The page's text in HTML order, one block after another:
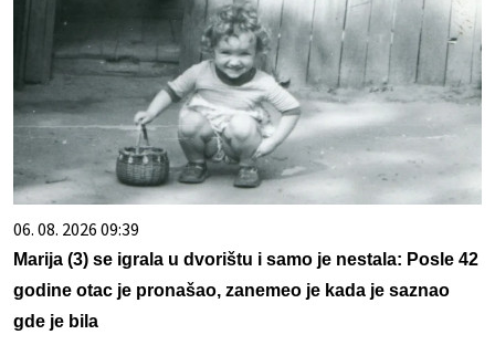
06. 08. 2026 09:39
Marija (3) se igrala u dvorištu i samo je nestala: Posle 42
godine otac je pronašao, zanemeo je kada je saznao
gde je bila